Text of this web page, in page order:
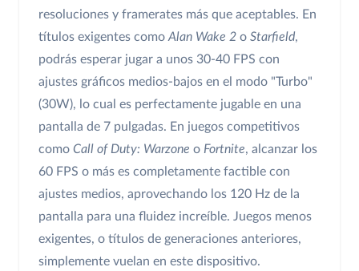
resoluciones y framerates más que aceptables. En
títulos exigentes como Alan Wake 2 o Starfield,
podrás esperar jugar a unos 30-40 FPS con
ajustes gráficos medios-bajos en el modo "Turbo"
(30W), lo cual es perfectamente jugable en una
pantalla de 7 pulgadas. En juegos competitivos
como Call of Duty: Warzone o Fortnite, alcanzar los
60 FPS o más es completamente factible con
ajustes medios, aprovechando los 120 Hz de la
pantalla para una fluidez increíble. Juegos menos
exigentes, o títulos de generaciones anteriores,
simplemente vuelan en este dispositivo.